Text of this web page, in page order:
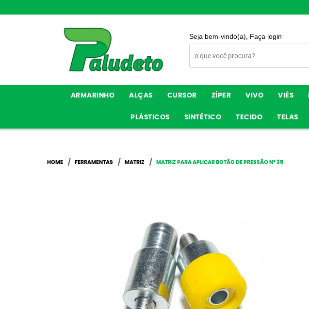
Seja bem-vindo(a), Faça login
ARMARINHO ALÇAS CURSOR ZÍPER VIVO VIÉS
PLÁSTICOS SINTÉTICO TECIDO TELAS
HOME FERRAMENTAS MATRIZ MATRIZ PARA APLICAR BOTÃO DE PRESSÃO Nº 35